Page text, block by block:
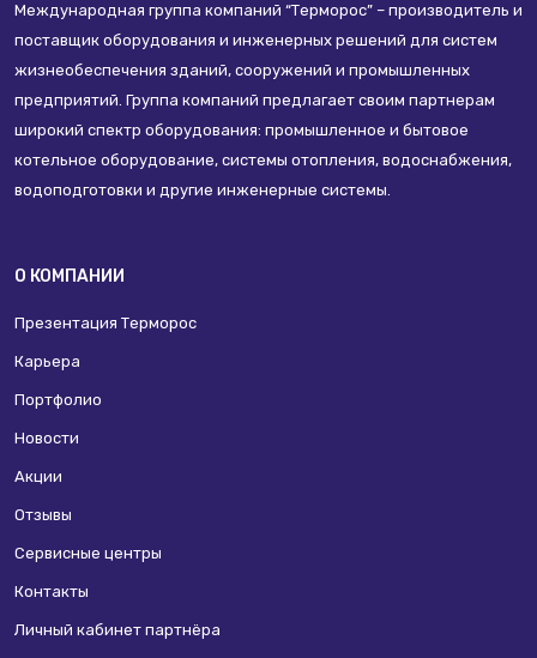
Международная группа компаний “Терморос” – производитель и
поставщик оборудования и инженерных решений для систем
жизнеобеспечения зданий, сооружений и промышленных
предприятий. Группа компаний предлагает своим партнерам
широкий спектр оборудования: промышленное и бытовое
котельное оборудование, системы отопления, водоснабжения,
водоподготовки и другие инженерные системы.
О КОМПАНИИ
Презентация Терморос
Карьера
Портфолио
Новости
Акции
Отзывы
Сервисные центры
Контакты
Личный кабинет партнёра